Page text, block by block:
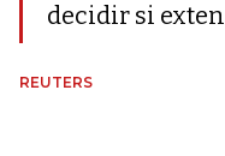
decidir si
REUTERS